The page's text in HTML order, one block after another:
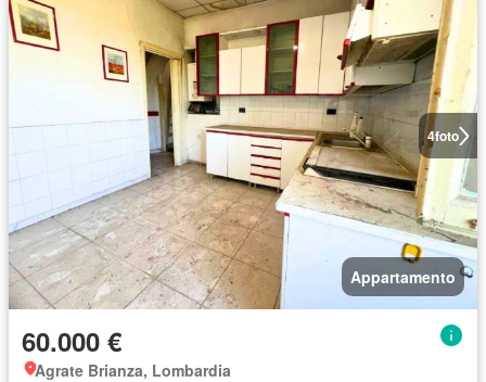
4foto
Appartamento
60.000 €
Agrate Brianza, Lombardia